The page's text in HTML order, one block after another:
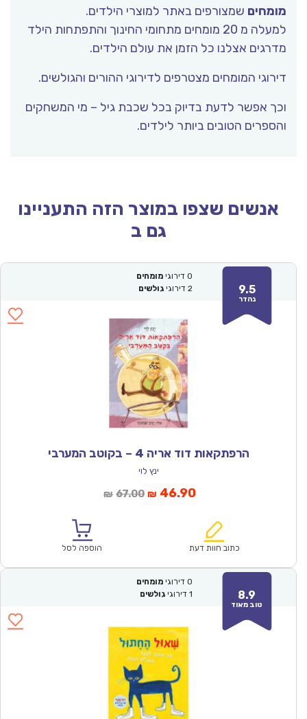
מומחים שמצורפים באתר למוצרי הילדים.
למעלה מ 20 מומחים מתחומי החינוך והתפתחות הילד
מדרגים אצלנו כל הזמן את עולם הילדים.
דירוגי המומחים מצטרפים לדירוגי ההורים והגולשים.
וכך אפשר לדעת בדיוק בכל שכבת גיל – מי המשחקים
והספרים הטובים ביותר לילדים.
אנשים שצפו במוצר הזה התעניינו
גם ב
9.5
נהדר
0 דירוגי מומחים
2 דירוגי גולשים
הרפתקאות דוד אריה 4 – בקוטב המערבי
ינץ לוי
₪ 67.00המחיר
₪67.00.
₪ 46.90המחיר
הוא:
כתוב חוות דעת הוספה לסל
8.9
טוב מאוד
0 דירוגי מומחים
1 דירוגי גולשים